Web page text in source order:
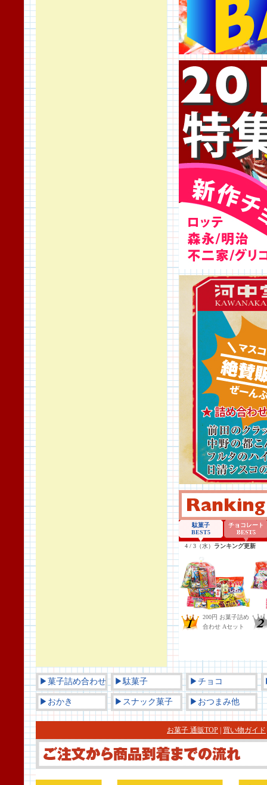
▶菓子詰め合わせ ▶駄菓子 ▶チョコ
▶おかき ▶スナック菓子 ▶おつまみ他
お菓子 通販TOP 買い物ガイド